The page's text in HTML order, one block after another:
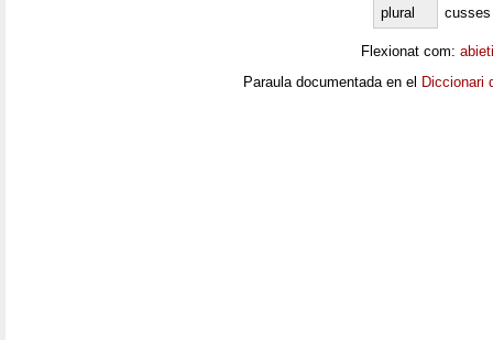
plural
cusses
Flexionat com:
Paraula documentada en el Diccionari